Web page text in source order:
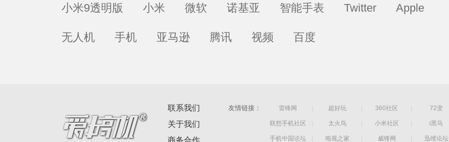
小米9透明版 小米 微软 诺基亚 智能手表 Twitter Apple
无人机 手机 亚马逊 腾讯 视频 百度
联系我们
关于我们
商务合作
友情链接： 雷锋网 超好玩 360社区 72变
联想手机社区 太火鸟 小米社区 i黑马
手机中国论坛 电视之家 威锋网 迅维论坛